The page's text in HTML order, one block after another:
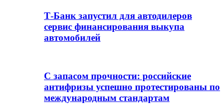
Т-Банк запустил для автодилеров
сервис финансирования выкупа
автомобилей
С запасом прочности: российские
антифризы успешно протестированы по
международным стандартам